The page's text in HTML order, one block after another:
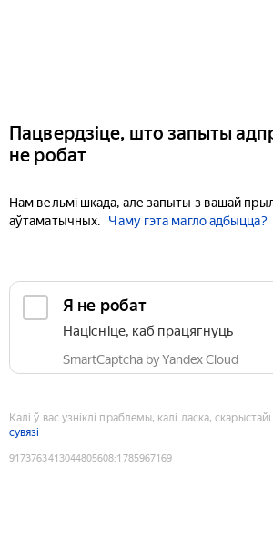
Пацвердзіце, што запыты
не робат
Нам вельмі шкада, але запыты з вашай
аўтаматычных.
Чаму гэта магло адбыцца?
Я не робат
Націсніце, каб працягнуць
SmartCaptcha by Yandex Cloud
Калі ў вас узніклі праблемы, калі ласка,
сувязі
9173763413044805608:1785967169